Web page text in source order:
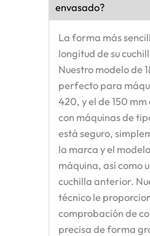
envasado?
La forma más
longitud de su
Nuestro modelo de
perfecto para
420, y el de 150
con máquinas de
está seguro,
la marca y el
máquina, así como
cuchilla anterior.
técnico le
comprobación de
precisa de forma